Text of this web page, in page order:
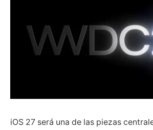
iOS 27 será una de las piezas